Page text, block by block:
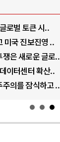
로벌 토큰 시..
미국 진보진영 ..
은 새로운 글로..
이터센터 확산..
의를 잠식하고 ..